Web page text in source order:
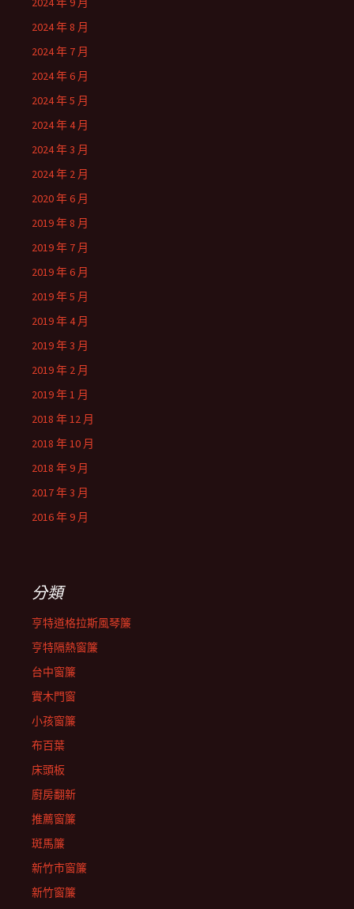
2024 年 8 月
2024 年 7 月
2024 年 6 月
2024 年 5 月
2024 年 4 月
2024 年 3 月
2024 年 2 月
2020 年 6 月
2019 年 8 月
2019 年 7 月
2019 年 6 月
2019 年 5 月
2019 年 4 月
2019 年 3 月
2019 年 2 月
2019 年 1 月
2018 年 12 月
2018 年 10 月
2018 年 9 月
2017 年 3 月
2016 年 9 月
分類
亨特道格拉斯風琴簾
亨特隔熱窗簾
台中窗簾
實木門窗
小孩窗簾
布百葉
床頭板
廚房翻新
推薦窗簾
斑馬簾
新竹市窗簾
新竹窗簾